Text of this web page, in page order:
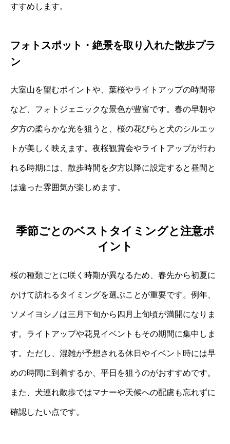
すすめします。
フォトスポット・絶景を取り入れた散歩プラ
ン
大室山を望むポイントや、葉桜やライトアップの時間帯
など、フォトジェニックな景色が豊富です。春の早朝や
夕方の柔らかな光を狙うと、桜の花びらと犬のシルエッ
トが美しく映えます。夜桜観賞会やライトアップが行わ
れる時期には、散歩時間を夕方以降に設定すると昼間と
は違った雰囲気が楽しめます。
季節ごとのベストタイミングと注意ポ
イント
桜の種類ごとに咲く時期が異なるため、春先から初夏に
かけて訪れるタイミングを選ぶことが重要です。例年、
ソメイヨシノは三月下旬から四月上旬頃が満開になりま
す。ライトアップや花見イベントもその期間に集中しま
す。ただし、混雑が予想される休日やイベント時には早
めの時間に到着するか、平日を狙うのがおすすめです。
また、犬連れ散歩ではマナーや天候への配慮も忘れずに
確認したい点です。